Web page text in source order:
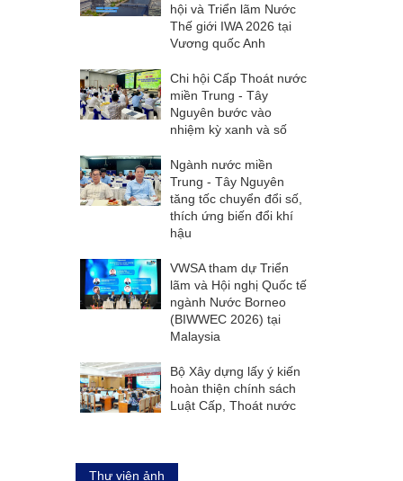
hội và Triển lãm Nước
Thế giới IWA 2026 tại
Vương quốc Anh
Chi hội Cấp Thoát nước
miền Trung - Tây
Nguyên bước vào
nhiệm kỳ xanh và số
Ngành nước miền
Trung - Tây Nguyên
tăng tốc chuyển đổi số,
thích ứng biến đổi khí
hậu
VWSA tham dự Triển
lãm và Hội nghị Quốc tế
ngành Nước Borneo
(BIWWEC 2026) tại
Malaysia
Bộ Xây dựng lấy ý kiến
hoàn thiện chính sách
Luật Cấp, Thoát nước
Thư viện ảnh